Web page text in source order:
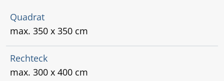
Quadrat
max. 350 x 350 cm
Rechteck
max. 300 x 400 cm